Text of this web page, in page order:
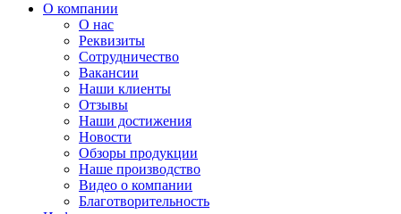
О компании
О нас
Реквизиты
Сотрудничество
Вакансии
Наши клиенты
Отзывы
Наши достижения
Новости
Обзоры продукции
Наше производство
Видео о компании
Благотворительность